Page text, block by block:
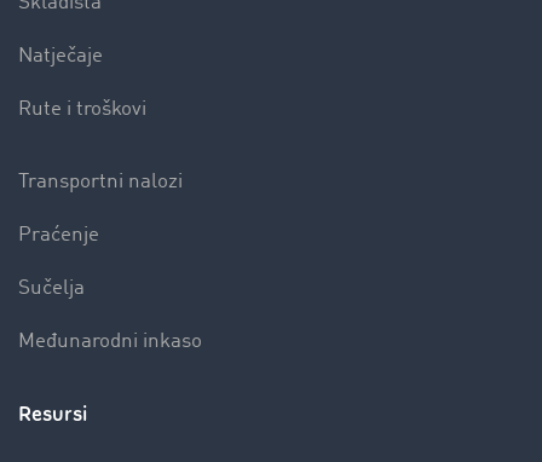
Natječaje
Rute i troškovi
Transportni nalozi
Praćenje
Sučelja
Međunarodni inkaso
Resursi